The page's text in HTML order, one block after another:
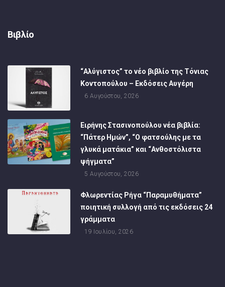
Βιβλίο
“Αλύγιστος” το νέο βιβλίο της Τόνιας
Κοντοπούλου – Εκδόσεις Αυγέρη
6 Αυγούστου, 2026
Ειρήνης Στασινοπούλου νέα βιβλία:
“Πάτερ Ημών”, “Ο φατσούλης με τα
γλυκά ματάκια” και “Ανθοστόλιστα
ψήγματα”
5 Αυγούστου, 2026
Φλωρεντίας Ρήγα “Παραμυθήματα”
ποιητική συλλογή από τις εκδόσεις 24
γράμματα
19 Ιουλίου, 2026